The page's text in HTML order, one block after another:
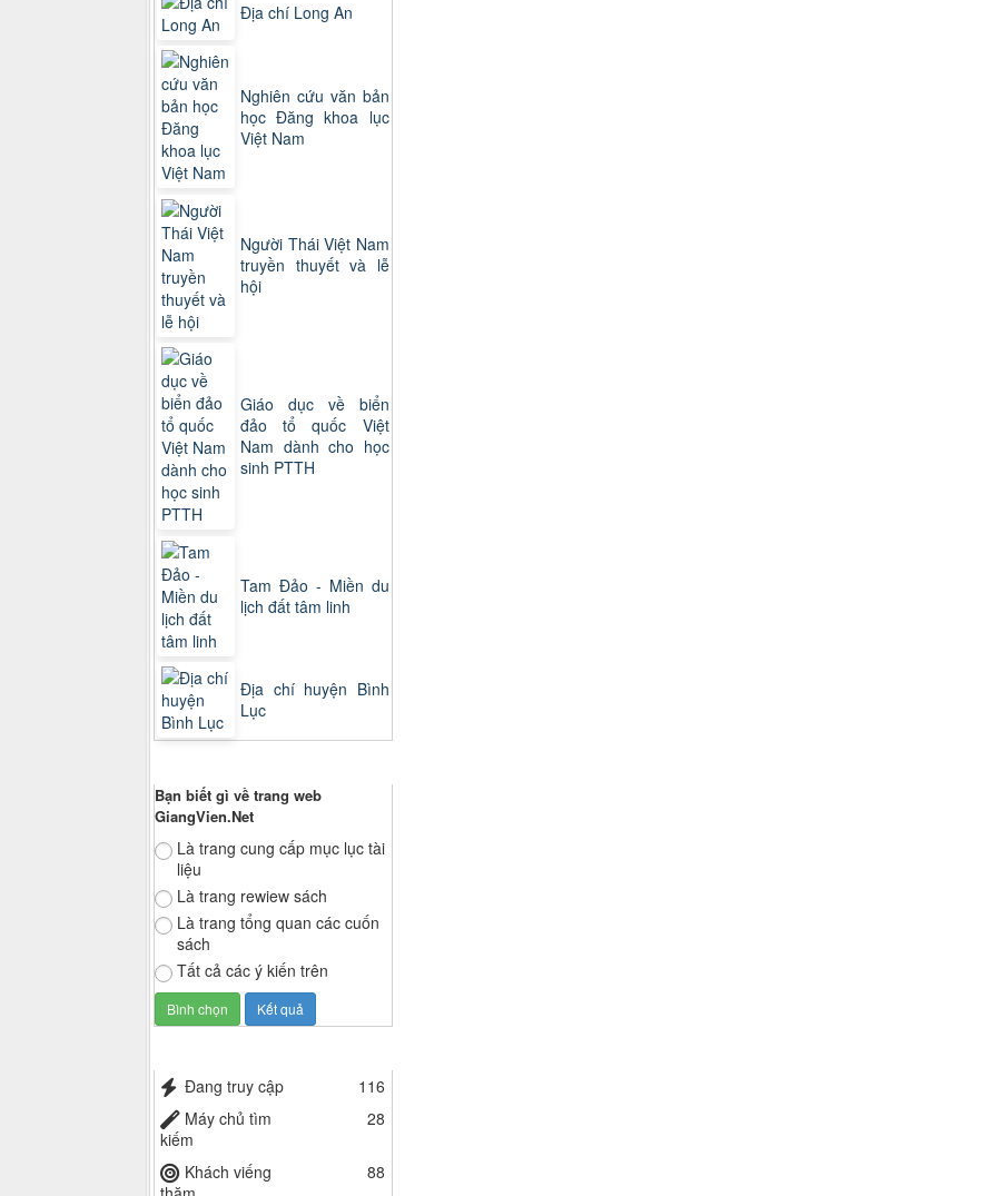
Địa chí Long An
Nghiên cứu văn bản
học Đăng khoa lục
Việt Nam
Người Thái Việt Nam
truyền thuyết và lễ
hội
Giáo dục về biển
đảo tổ quốc Việt
Nam dành cho học
sinh PTTH
Tam Đảo - Miền du
lịch đất tâm linh
Địa chí huyện Bình
Lục
Bạn biết gì về trang web
GiangVien.Net
Là trang cung cấp mục lục tài
liệu
Là trang rewiew sách
Là trang tổng quan các cuốn
sách
Tất cả các ý kiến trên
Đang truy cập
116
Máy chủ tìm
kiếm
28
Khách viếng
88